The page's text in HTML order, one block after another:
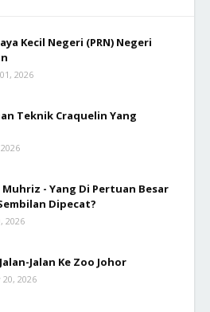
Kecil Negeri (PRN) Negeri
2026
Teknik Craquelin Yang
- Yang Di Pertuan Besar
Dipecat?
2026
Jalan Ke Zoo Johor
20, 2026